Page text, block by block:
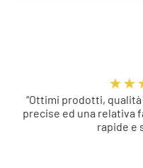
“Ottimi prodotti,
precise ed una relativa
rapide e